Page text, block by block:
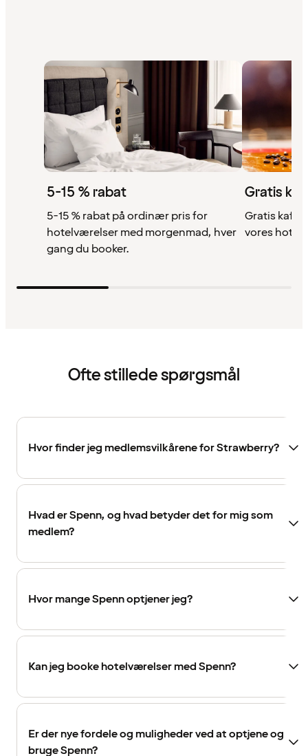
5-15 % rabat
5-15 % rabat på ordinær pris for
hotelværelser med morgenmad, hver
gang du booker.
Gratis
Gratis
vores
Ofte stillede spørgsmål
Hvor finder jeg medlemsvilkårene for Strawberry?
Hvad er Spenn, og hvad betyder det for mig som
medlem?
Hvor mange Spenn optjener jeg?
Kan jeg booke hotelværelser med Spenn?
Er der nye fordele og muligheder ved at optjene og
bruge Spenn?